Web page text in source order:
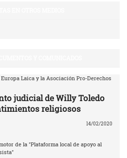
Laica y la Asociación Pro-Derechos
judicial de Willy Toledo
religiosos
14/02/2020
de la "Plataforma local de apoyo al